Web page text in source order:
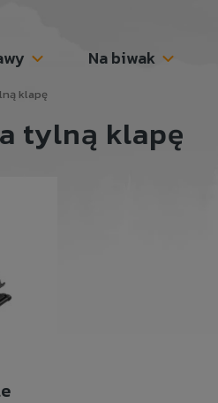
Na biwak
klapę
tylną klapę